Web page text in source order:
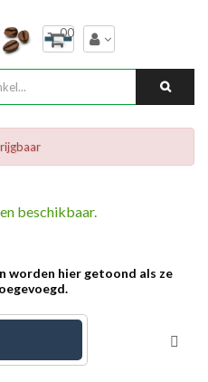
00
beschikbaar.
worden hier getoond als ze